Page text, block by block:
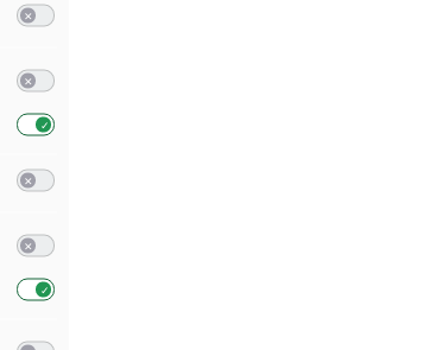
zu Verwendung von Profilen zur Auswahl personalisierter Werbung
zu Messung der Werbeleistung
zu Messung der Performance von Inhalten
zu Analyse von Zielgruppen durch Statistiken oder Kombinationen von
zu Entwicklung und Verbesserung der Angebote